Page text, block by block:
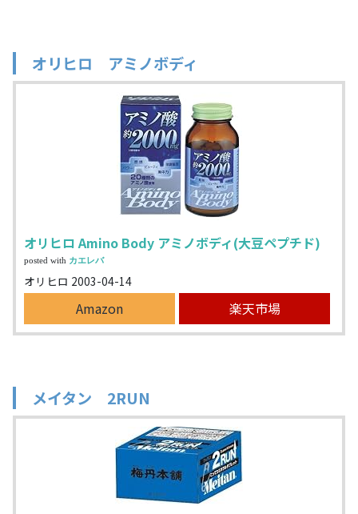
オリヒロ アミノボディ
オリヒロ Amino Body アミノボディ(大豆ペプチド)
posted with カエレバ
オリヒロ 2003-04-14
Amazon 楽天市場
メイタン 2RUN